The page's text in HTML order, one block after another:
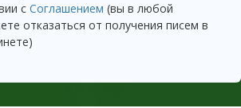
с Соглашением (вы в любой
отказаться от получения писем в